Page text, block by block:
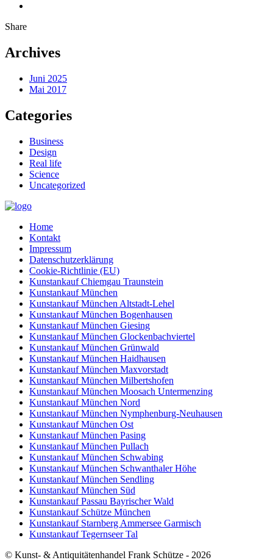
Share
Archives
Juni 2025
Mai 2017
Categories
Business
Design
Real life
Science
Uncategorized
Home
Kontakt
Impressum
Datenschutzerklärung
Cookie-Richtlinie (EU)
Kunstankauf Chiemgau Traunstein
Kunstankauf München
Kunstankauf München Altstadt-Lehel
Kunstankauf München Bogenhausen
Kunstankauf München Giesing
Kunstankauf München Glockenbachviertel
Kunstankauf München Grünwald
Kunstankauf München Haidhausen
Kunstankauf München Maxvorstadt
Kunstankauf München Milbertshofen
Kunstankauf München Moosach Untermenzing
Kunstankauf München Nord
Kunstankauf München Nymphenburg-Neuhausen
Kunstankauf München Ost
Kunstankauf München Pasing
Kunstankauf München Pullach
Kunstankauf München Schwabing
Kunstankauf München Schwanthaler Höhe
Kunstankauf München Sendling
Kunstankauf München Süd
Kunstankauf Passau Bayrischer Wald
Kunstankauf Schütze München
Kunstankauf Starnberg Ammersee Garmisch
Kunstankauf Tegernseer Tal
© Kunst- & Antiquitätenhandel Frank Schütze - 2026